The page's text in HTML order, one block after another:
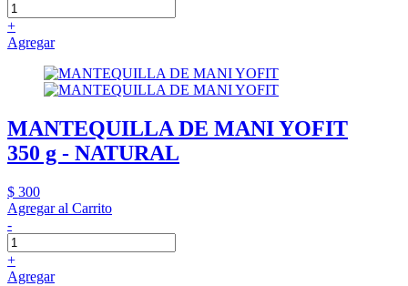
+
Agregar
MANTEQUILLA DE MANI YOFIT
350 g - NATURAL
$ 300
Agregar al Carrito
-
+
Agregar